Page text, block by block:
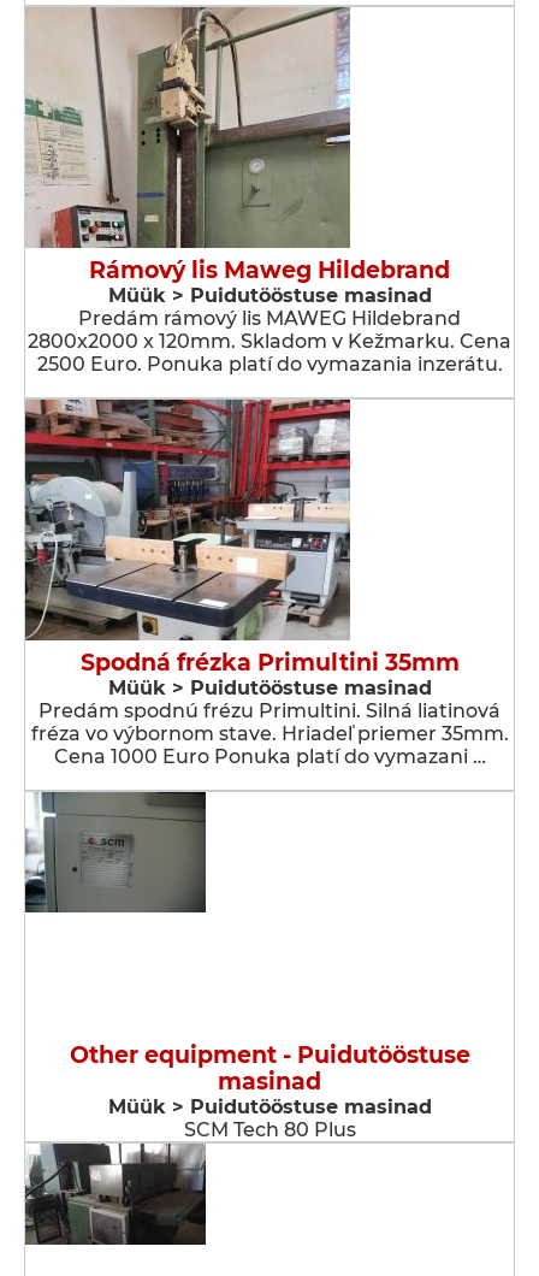
Rámový lis Maweg Hildebrand
Müük > Puidutööstuse masinad
Predám rámový lis MAWEG Hildebrand
2800x2000 x 120mm. Skladom v Kežmarku. Cena
2500 Euro. Ponuka platí do vymazania inzerátu.
Spodná frézka Primultini 35mm
Müük > Puidutööstuse masinad
Predám spodnú frézu Primultini. Silná liatinová
fréza vo výbornom stave. Hriadeľ priemer 35mm.
Cena 1000 Euro Ponuka platí do vymazani …
Other equipment - Puidutööstuse
masinad
Müük > Puidutööstuse masinad
SCM Tech 80 Plus